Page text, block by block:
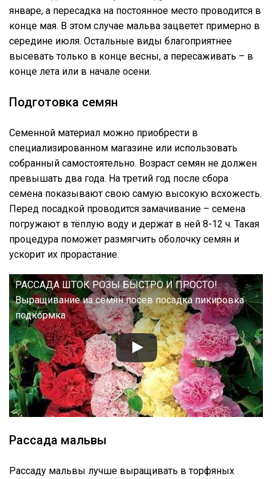
январе, а пересадка на постоянное место проводится в
конце мая. В этом случае мальва зацветет примерно в
середине июля. Остальные виды благоприятнее
высевать только в конце весны, а пересаживать – в
конце лета или в начале осени.
Подготовка семян
Семенной материал можно приобрести в
специализированном магазине или использовать
собранный самостоятельно. Возраст семян не должен
превышать два года. На третий год после сбора
семена показывают свою самую высокую всхожесть.
Перед посадкой проводится замачивание – семена
погружают в тёплую воду и держат в ней 8-12 ч. Такая
процедура поможет размягчить оболочку семян и
ускорит их прорастание.
РАССАДА ШТОК РОЗЫ БЫСТРО И ПРОСТО!
Выращивание из семян посев посадка пикировка
подкормка
Рассада мальвы
Рассаду мальвы лучше выращивать в торфяных